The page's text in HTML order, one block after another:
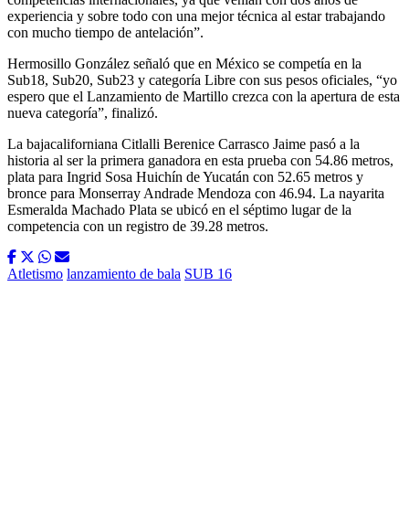
experiencia y sobre todo con una mejor técnica al estar trabajando
con mucho tiempo de antelación”.
Hermosillo González señaló que en México se competía en la
Sub18, Sub20, Sub23 y categoría Libre con sus pesos oficiales, “yo
espero que el Lanzamiento de Martillo crezca con la apertura de esta
nueva categoría”, finalizó.
La bajacaliforniana Citlalli Berenice Carrasco Jaime pasó a la
historia al ser la primera ganadora en esta prueba con 54.86 metros,
plata para Ingrid Sosa Huichín de Yucatán con 52.65 metros y
bronce para Monserray Andrade Mendoza con 46.94. La nayarita
Esmeralda Machado Plata se ubicó en el séptimo lugar de la
competencia con un registro de 39.28 metros.
Atletismo lanzamiento de bala SUB 16